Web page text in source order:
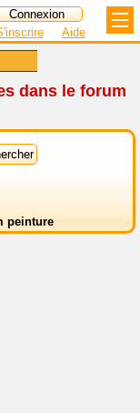
Aide
dans le forum
peinture